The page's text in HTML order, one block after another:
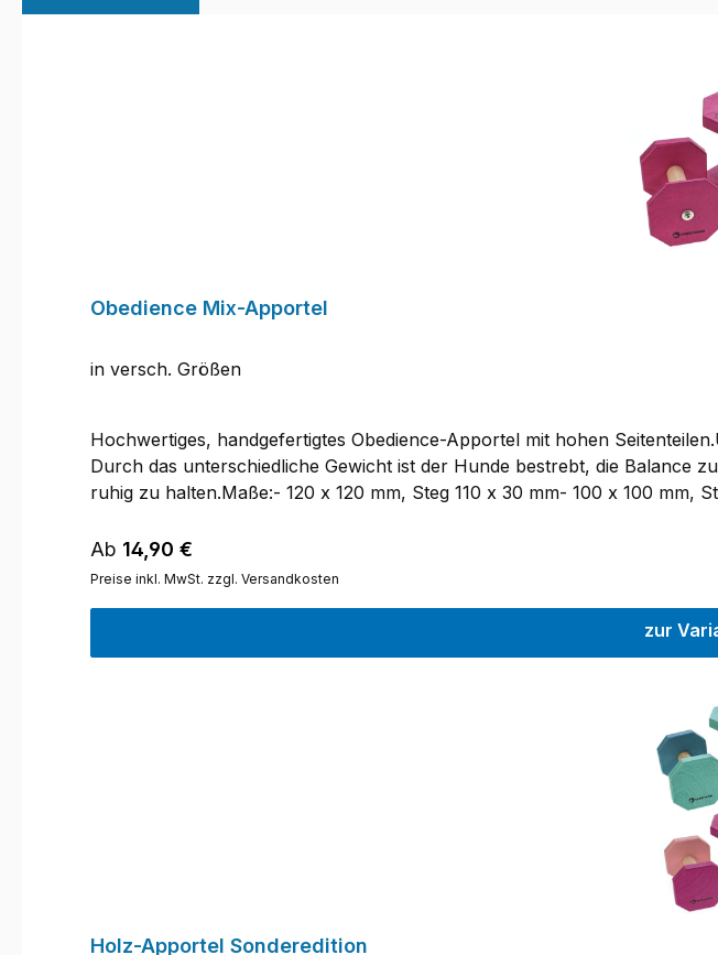
Obedience Mix-Apportel
in versch. Größen
Hochwertiges, handgefertigtes Obedience-Apportel mit hohen
Durch das unterschiedliche Gewicht ist der Hunde bestrebt, die Balance
ruhig zu halten.Maße:- 120 x 120 mm, Steg 110 x 30 mm- 100 x 100 mm,
Regulärer Preis:
Ab 14,90 €
Preise inkl. MwSt. zzgl. Versandkosten
zur
Holz-Apportel Sonderedition